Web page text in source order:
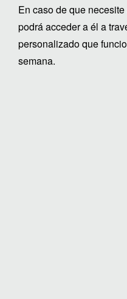
En caso de que
podrá acceder a él a
personalizado que
semana.